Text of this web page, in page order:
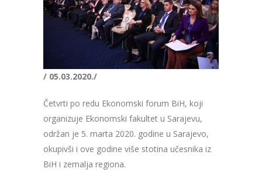
/ 05.03.2020./
Četvrti po redu Ekonomski forum BiH, koji
organizuje Ekonomski fakultet u Sarajevu,
održan je 5. marta 2020. godine u Sarajevo,
okupivši i ove godine više stotina učesnika iz
BiH i zemalja regiona.